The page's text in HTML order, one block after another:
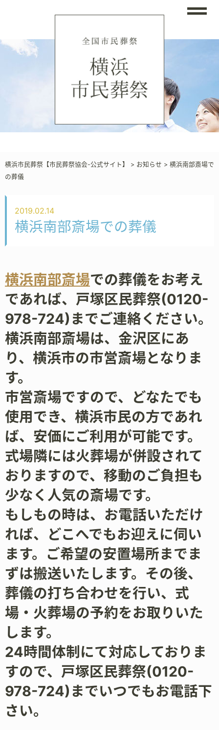
横浜市民葬祭【市民葬祭協会-公式サイト】 > お知らせ > 横浜南部斎場で
の葬儀
2019.02.14
横浜南部斎場での葬儀
横浜南部斎場での葬儀をお考え
であれば、戸塚区民葬祭(0120-
978-724)までご連絡ください。
横浜南部斎場は、金沢区にあ
り、横浜市の市営斎場となりま
す。
市営斎場ですので、どなたでも
使用でき、横浜市民の方であれ
ば、安価にご利用が可能です。
式場隣には火葬場が併設されて
おりますので、移動のご負担も
少なく人気の斎場です。
もしもの時は、お電話いただけ
れば、どこへでもお迎えに伺い
ます。ご希望の安置場所までま
ずは搬送いたします。その後、
葬儀の打ち合わせを行い、式
場・火葬場の予約をお取りいた
します。
24時間体制にて対応しておりま
すので、戸塚区民葬祭(0120-
978-724)までいつでもお電話下
さい。